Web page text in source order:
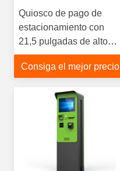
Quiosco de pago de
estacionamiento con
21,5 pulgadas de alto
brillo pago en efectivo
impermeable Ip65
Consiga el mejor precio